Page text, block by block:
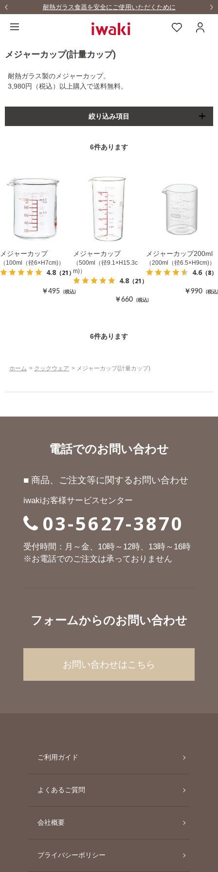
耐熱ガラス食器を安全にご使用いただくために
メジャーカップ(計量カップ)
耐熱ガラス製のメジャーカップ。
3,980円（税込）以上購入で送料無料。
絞り込み項目
6件あります
メジャーカップ
（100ml（径6×H7cm)）
￥495 (税込)
4.8 （21）
メジャーカップ
（500ml（径9.1×H15.3c
m)）
￥660 (税込)
4.8 （21）
メジャーカップ200ml
（200ml（径6.5×H9cm)）
￥990 (税込)
4.6 （8）
6件あります
ホーム > クックウェア > メジャーカップ(計量カップ)
電話でのお問い合わせ
■ 商品、ご注文等に関するお問い合わせ
iwakiお客様サービスセンター
03-5627-3870
受付時間：月～金、10時～12時、13時～16時
※お電話でのご注文は承っておりません
フォームからのお問い合わせ
お問い合わせはこちら
ご利用ガイド
よくあるご質問
会社概要
プライバシーポリシー